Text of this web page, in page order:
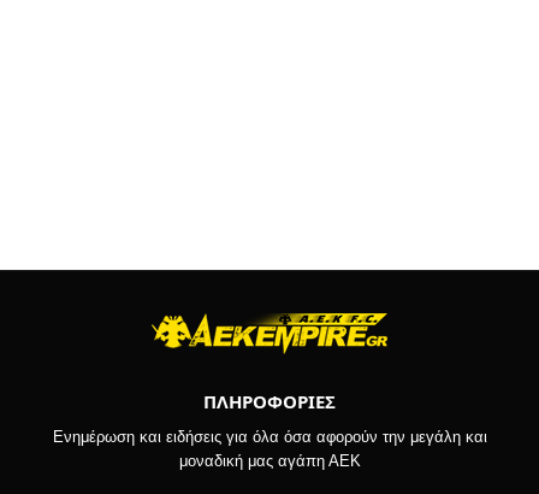
ΠΛΗΡΟΦΟΡΙΕΣ
Ενημέρωση και ειδήσεις για όλα όσα αφορούν την μεγάλη και
μοναδική μας αγάπη ΑΕΚ